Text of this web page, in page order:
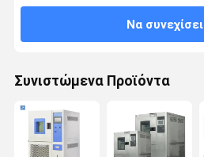
Να συνεχίσει
Συνιστώμενα Προϊόντα